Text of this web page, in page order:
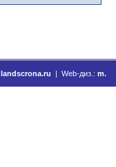
landscrona.ru | Web-диз.: m.